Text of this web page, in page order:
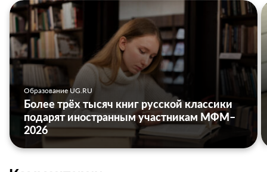
Образование UG.RU
Более трёх тысяч книг русской классики
подарят иностранным участникам МФМ–
2026